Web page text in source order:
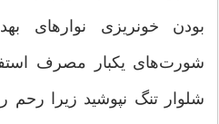
بودن خونریزی نوارهای
شورت‌های یكبار مصرف
شلوار تنگ نپوشید زیرا رحم